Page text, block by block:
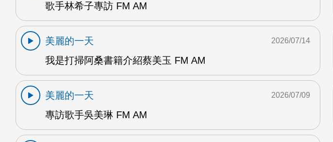
歌手林希子專訪 FM AM
美麗的一天
我是打掃阿桑書籍介紹蔡美玉 FM AM
2026/07/14
美麗的一天
專訪歌手吳美琳 FM AM
2026/07/09